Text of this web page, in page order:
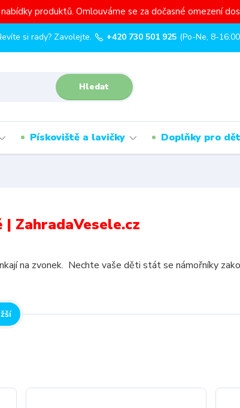
produktů. Omlouváme se za dočasné omezení
Hledat
si rady? Zavolejte. +420 730 501 925 (Po-Ne, 8-
Pískoviště a lavičky Doplňky pro
ZahradaVesele.cz
na zvonek. Nechte vaše děti stát se námořníky